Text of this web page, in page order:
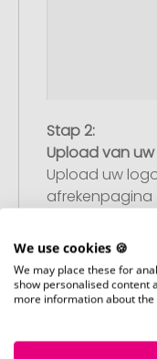
Stap 2:
Upload van
Upload uw
geen geschikt
hebben, dan
Stap 3:
We use cookies 🍪
We may place these for
show personalised content
more information about